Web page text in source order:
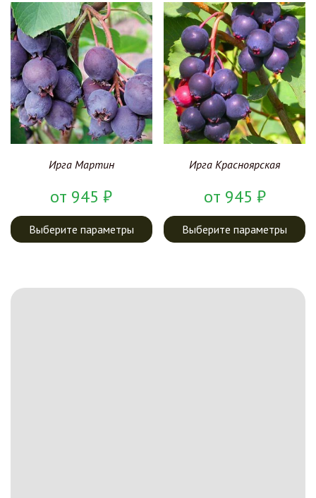
Ирга Мартин
от 945₽
Выберите параметры
Ирга Красноярская
от 945 ₽
Выберите параметры